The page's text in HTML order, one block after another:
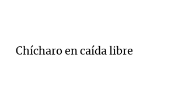
Chícharo en caída libre